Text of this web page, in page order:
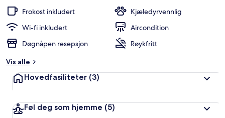
Frokost inkludert
Kjæledyrvennlig
Wi-fi inkludert
Aircondition
Døgnåpen resepsjon
Røykfritt
Vis alle
Hovedfasiliteter (3)
Føl deg som hjemme (5)